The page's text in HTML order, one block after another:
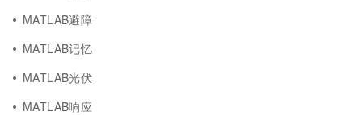
MATLAB避障
MATLAB记忆
MATLAB光伏
MATLAB响应